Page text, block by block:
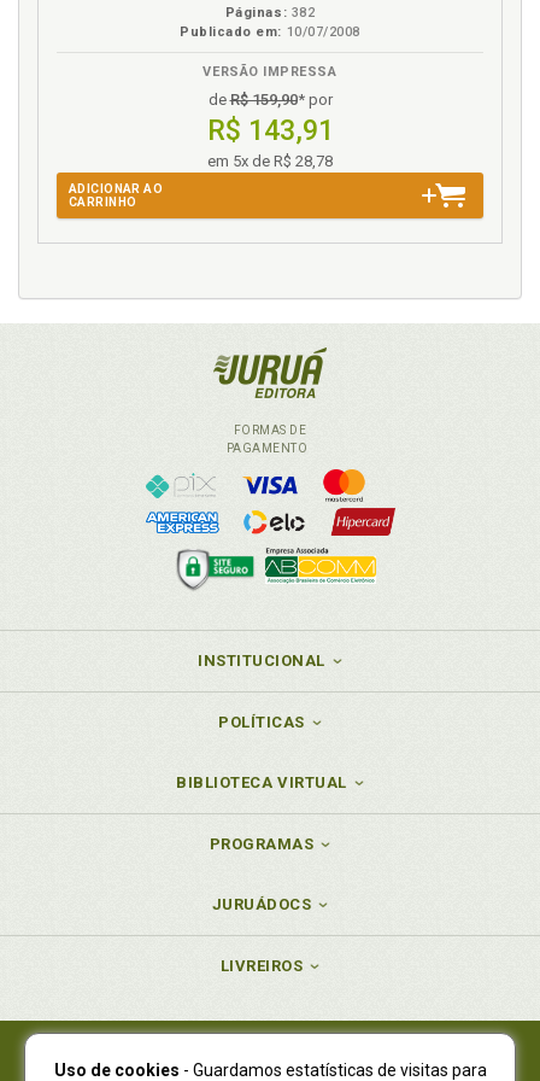
Unidade de comando. Princípio da unidade de
comando, p. 67
Páginas: 382
Publicado em: 10/07/2008
VERSÃO IMPRESSA
deR$ 159,90* por
R$ 143,91
em 5x de R$ 28,78
ADICIONAR AO
CARRINHO
FORMAS DE
PAGAMENTO
INSTITUCIONAL
POLÍTICAS
BIBLIOTECA VIRTUAL
PROGRAMAS
JURUÁDOCS
LIVREIROS
Juruá Editora Ltda., CNPJ 77.535.508/0001-19
Uso de cookies - Guardamos estatísticas de visitas para